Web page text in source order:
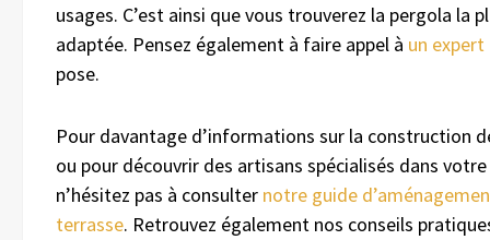
usages. C’est ainsi que vous trouverez la pergola la
adaptée. Pensez également à faire appel à un expert
pose.
Pour davantage d’informations sur la construction
ou pour découvrir des artisans spécialisés dans
n’hésitez pas à consulter notre guide
terrasse. Retrouvez également nos conseils